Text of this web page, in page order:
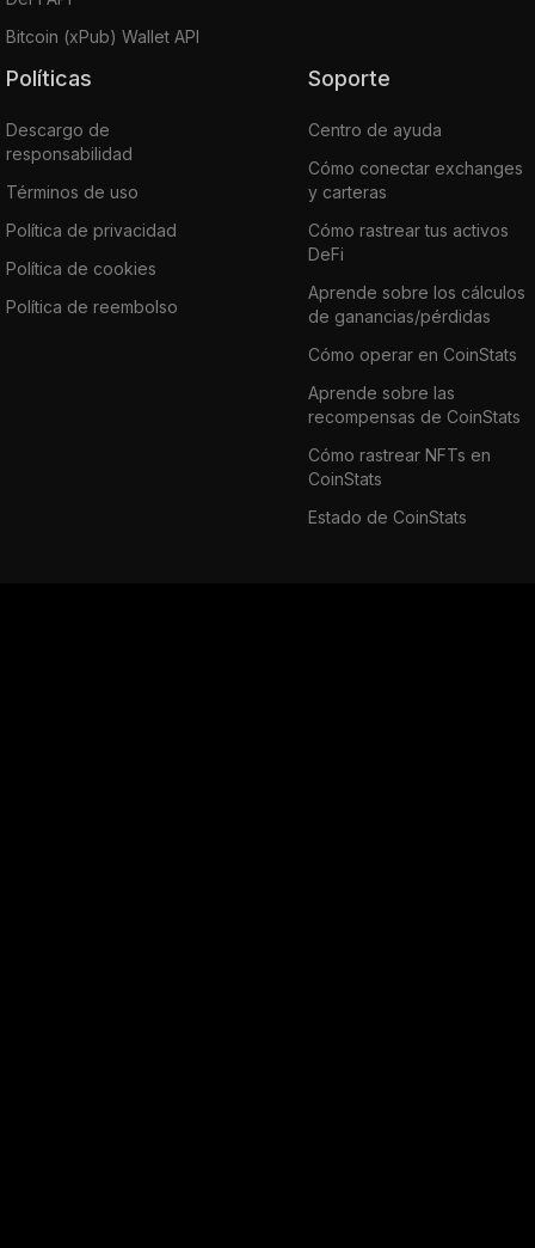
Bitcoin (xPub) Wallet API
Políticas
Descargo de
responsabilidad
Términos de uso
Política de privacidad
Política de cookies
Política de reembolso
Soporte
Centro de ayuda
Cómo conectar exchanges
y carteras
Cómo rastrear tus activos
DeFi
Aprende sobre los cálculos
de ganancias/pérdidas
Cómo operar en CoinStats
Aprende sobre las
recompensas de CoinStats
Cómo rastrear NFTs en
CoinStats
Estado de CoinStats